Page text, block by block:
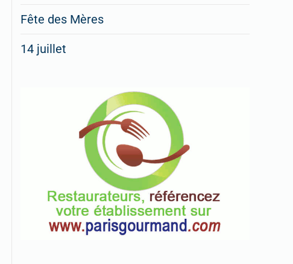
Fête des Mères
14 juillet